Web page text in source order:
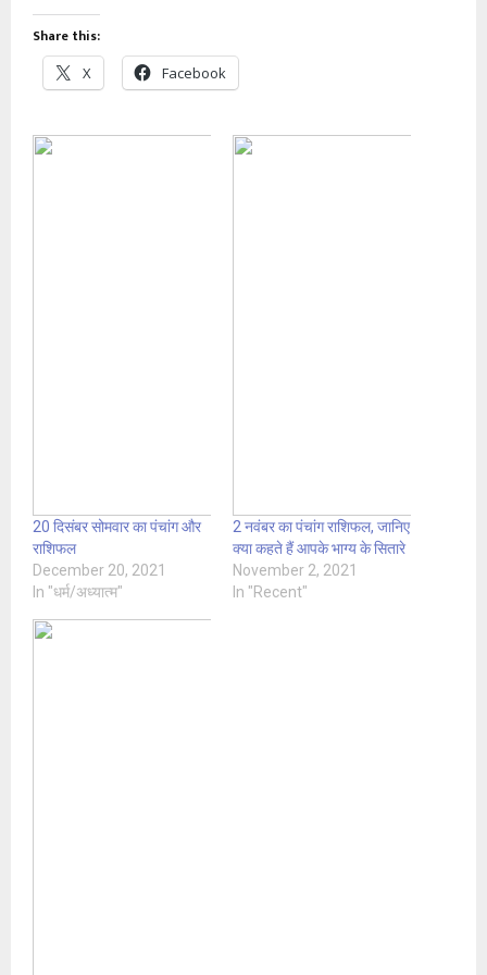
Share this:
X Facebook
20 दिसंबर सोमवार का पंचांग और
राशिफल
December 20, 2021
In "धर्म/अध्यात्म"
2 नवंबर का पंचांग राशिफल, जानिए
क्या कहते हैं आपके भाग्य के सितारे
November 2, 2021
In "Recent"